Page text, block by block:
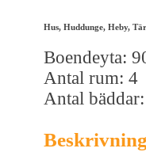
Hus, Huddunge, Heby,
Boendeyta:
Antal rum: 4
Antal
Beskrivning